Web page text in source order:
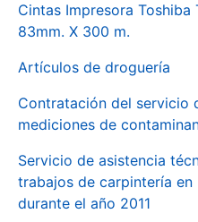
Cintas Impresora Toshiba
83mm. X 300 m.
Artículos de droguería
Contratación del servicio
mediciones de
Servicio de asistencia
trabajos de carpintería en
durante el año 2011